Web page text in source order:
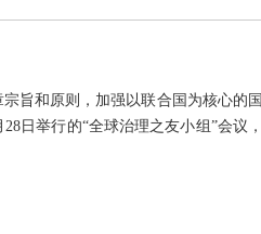
旨和原则，加强以联合国为核心的国
日举行的“全球治理之友小组”会议，